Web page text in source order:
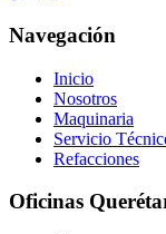
Navegación
Inicio
Nosotros
Maquinaria
Servicio
Refacciones
Oficinas